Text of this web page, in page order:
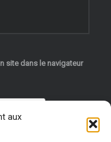
aux
site dans le navigateur